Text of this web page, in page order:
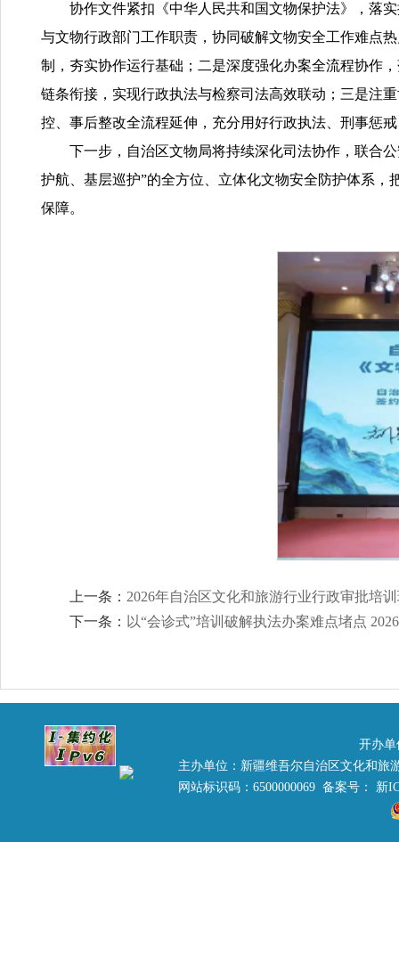
协作文件紧扣《中华人民共和国文物保护法》，落
与文物行政部门工作职责，协同破解文物安全工作难点
制，夯实协作运行基础；二是深度强化办案全流程协作
链条衔接，实现行政执法与检察司法高效联动；三是注
控、事后整改全流程延伸，充分用好行政执法、刑事惩
下一步，自治区文物局将持续深化司法协作，联合
护航、基层巡护”的全方位、立体化文物安全防护体系
保障。
上一条： 2026年自治区文化和旅游行业行政审批培
下一条： 以“会诊式”培训破解执法办案难点堵点
开办单
主办单位：新疆维吾尔自治区文化和
网站标识码：6500000069 备案号： 新